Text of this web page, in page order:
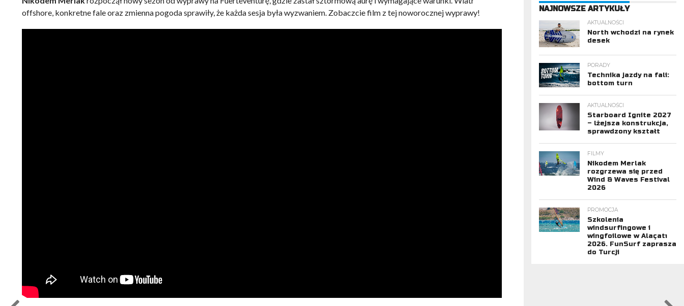
offshore, konkretne fale oraz zmienna pogoda sprawiły, że każda sesja była wyzwaniem. Zobaczcie film z tej noworocznej wyprawy!
NAJNOWSZE ARTYKUŁY
AKTUALNOŚCI
North wchodzi na rynek
desek
PORADY
Technika jazdy na fali:
bottom turn
AKTUALNOŚCI
Starboard Ignite 2027
– lżejsza konstrukcja,
sprawdzony kształt
FILMY
Nikodem Merlak
rozgrzewa się przed
Wind & Waves Festival
2026
PROMOCJA
Szkolenia
windsurfingowe i
wingfoilowe w Alaçatı
2026. FunSurf zaprasza
do Turcji